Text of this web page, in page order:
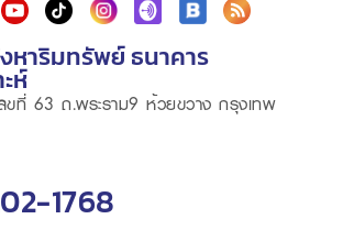
าริมทรัพย์ ธนาคาร
ห์
ที่ 63 ถ.พระราม9 ห้วยขวาง กรุงเทพ
1768